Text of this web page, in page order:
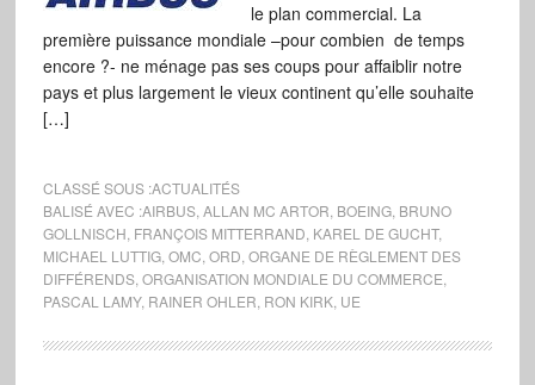
le plan commercial. La
première puissance mondiale –pour combien de temps
encore ?- ne ménage pas ses coups pour affaiblir notre
pays et plus largement le vieux continent qu’elle souhaite
[…]
CLASSÉ SOUS :ACTUALITÉS
BALISÉ AVEC :AIRBUS, ALLAN MC ARTOR BOEING, BRUNO
GOLLNISCH FRANÇOIS MITTERRAND KAREL DE GUCHT,
MICHAEL LUTTIG, OMC ORD ORGANE DE RÈGLEMENT DES
DIFFÉRENDS, ORGANISATION MONDIALE DU COMMERCE
PASCAL LAMY, RAINER OHLER RON KIRK, UE